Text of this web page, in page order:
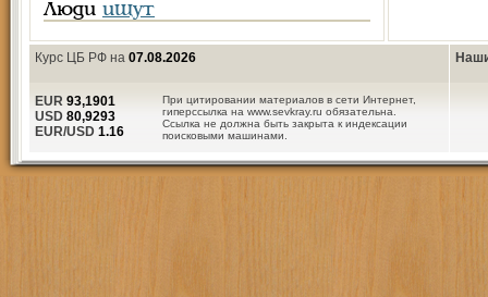
Люди ищут
Курс ЦБ РФ на 07.08.2026
При цитировании материалов в сети Интернет,
гиперссылка на www.sevkray.ru обязательна.
Ссылка не должна быть закрыта к индексации
поисковыми машинами.
EUR 93,1901
USD 80,9293
EUR/USD 1.16